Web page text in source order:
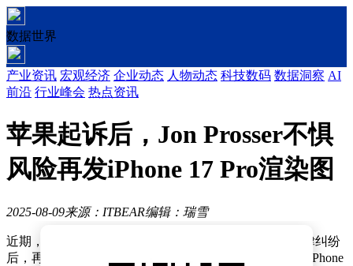
数据世界
产业资讯 宏观经济 企业动态 人物动态 科技数码 数据洞察 AI
前沿 行业峰会 热点资讯
苹果起诉后，Jon Prosser不惧
风险再发iPhone 17 Pro渲染图
2025-08-09来源：ITBEAR编辑：瑞雪
近期，知名爆料人士Jon Prosser在经历与苹果公司的法律纠纷
后，再次活跃于科技界。此次，他带来了一段关于苹果iPhone